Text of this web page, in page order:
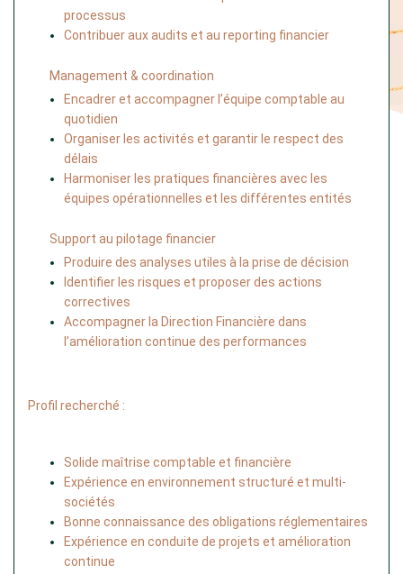
processus
Contribuer aux audits et au reporting financier
Management & coordination
Encadrer et accompagner l’équipe comptable au
quotidien
Organiser les activités et garantir le respect des
délais
Harmoniser les pratiques financières avec les
équipes opérationnelles et les différentes entités
Support au pilotage financier
Produire des analyses utiles à la prise de décision
Identifier les risques et proposer des actions
correctives
Accompagner la Direction Financière dans
l’amélioration continue des performances
Profil recherché :
Solide maîtrise comptable et financière
Expérience en environnement structuré et multi-
sociétés
Bonne connaissance des obligations réglementaires
Expérience en conduite de projets et amélioration
continue